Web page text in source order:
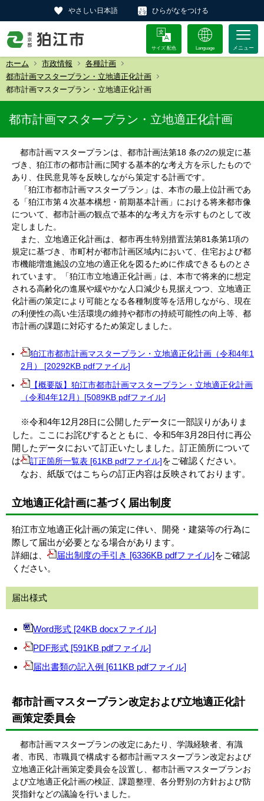
やさしい日本語 ひらがなをつける
サイズ 配色 Language
ホーム 市政情報
各種計画
都市計画マスタープラン・立地適正化計画
都市計画マスタープラン・立地適正化計画
都市計画マスタープラン・立地適正化計画
都市計画マスタープランは、都市計画法第18 条の2の規定に基
づき、狛江市の都市計画に関する基本的な考え方を示したもので
あり、住民意見等を反映しながら策定する計画です。
「狛江市都市計画マスタープラン」は、本市の最上位計画であ
る「狛江市第４次基本構想・前期基本計画」における将来都市像
について、都市計画の観点で基本的な考え方を示すものとして改
定しました。
また、立地適正化計画は、都市再生特別措置法第81条第1項の
規定に基づき、市町村が都市計画区域内において、住宅および都
市機能増進施設の立地の適正化を図るために作成できるものとさ
れています。「狛江市立地適正化計画」は、本市で将来的に想定
される高齢化の進展や緩やかな人口減少も見据えつつ、立地適正
化計画の策定により可能となる各種制度等を活用しながら、現在
の利便性の高い生活環境の維持や都市の持続可能性の向上等、都
市計画の課題に対応するため策定しました。
狛江市都市計画マスタープラン・立地適正化計画（令和4年1
2月） [20292KB pdfファイル]
【概要版】狛江市都市計画マスタープラン・立地適正化計画
（令和4年12月）[5089KB pdfファイル]
※令和4年12月28日に公開したデータに一部誤りがありま
した。ここにお詫びするとともに、令和5年3月28日付に再公
開したデータにおいて訂正いたしました。訂正箇所について
は
訂正箇所一覧表 [61KB pdfファイル]をご確認ください。
なお、紙版ではこちらの訂正内容は反映されております。
立地適正化計画に基づく届出制度
狛江市立地適正化計画の策定に伴い、開発・建築等の行為に
際して届出が必要となる場合があります。
詳細は、
届出制度の手引き [6336KB pdfファイル]をご確認
ください。
届出様式
Word形式 [24KB docxファイル]
PDF形式 [591KB pdfファイル]
届出書類の記入例 [611KB pdfファイル]
都市計画マスタープラン改定および立地適正化計
画策定委員会
都市計画マスタープランの改定にあたり、学識経験者、有識
者、市民、市職員で構成する都市計画マスタープラン改定および
立地適正化計画策定委員会を設置し、都市計画マスタープランお
よび立地適正化計画の検証、課題整理、各分野別の方針および防
災指針などの議論を行いました。